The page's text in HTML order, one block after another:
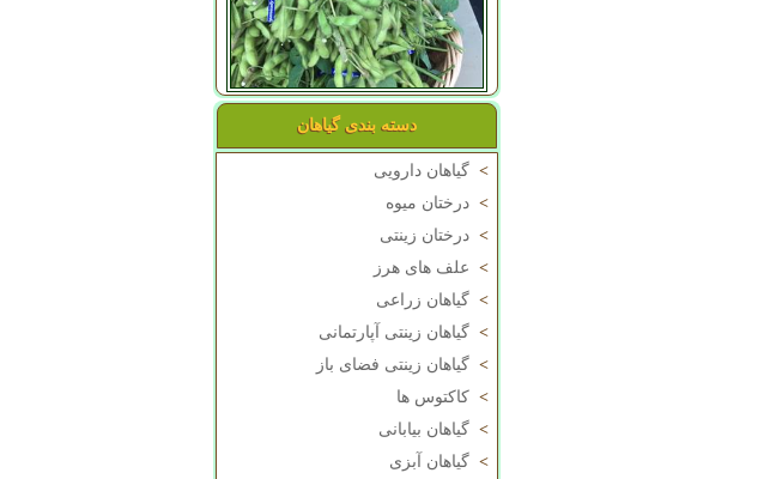
دسته بندی گیاهان
> گیاهان دارویی
> درختان میوه
> درختان زینتی
> علف های هرز
> گیاهان زراعی
> گیاهان زینتی آپارتمانی
> گیاهان زینتی فضای باز
> کاکتوس ها
> گیاهان بیابانی
> گیاهان آبزی